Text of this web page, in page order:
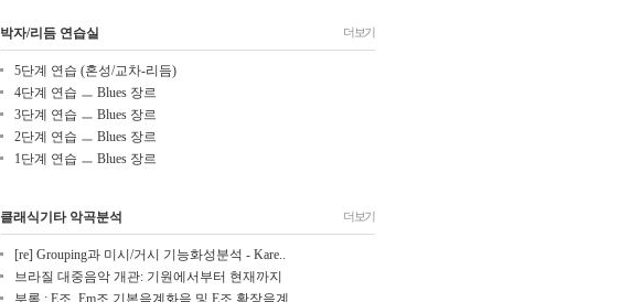
박자/리듬 연습실 더보기
5단계 연습 (혼성/교차-리듬)
4단계 연습 ㅡ Blues 장르
3단계 연습 ㅡ Blues 장르
2단계 연습 ㅡ Blues 장르
1단계 연습 ㅡ Blues 장르
클래식기타 악곡분석 더보기
[re] Grouping과 미시/거시 기능화성분석 - Kare..
브라질 대중음악 개관: 기원에서부터 현재까지
부록 ; E조, Em조 기본음계화음 및 E조 확장음계..